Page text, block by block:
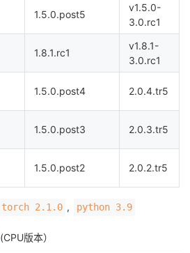
1.5.0.post5
v1.5.0-
3.0.rc1
1.8.1.rc1
v1.8.1-
3.0.rc1
1.5.0.post4 2.0.4.tr5
1.5.0.post3 2.0.3.tr5
1.5.0.post2 2.0.2.tr5
torch 2.1.0 , python 3.9
(CPU版本）